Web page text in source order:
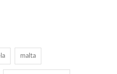
malta